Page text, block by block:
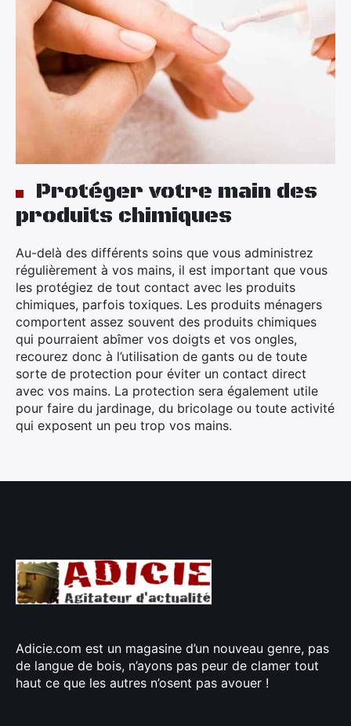
Protéger votre main des
produits chimiques
Au-delà des différents soins que vous administrez
régulièrement à vos mains, il est important que vous
les protégiez de tout contact avec les produits
chimiques, parfois toxiques. Les produits ménagers
comportent assez souvent des produits chimiques
qui pourraient abîmer vos doigts et vos ongles,
recourez donc à l’utilisation de gants ou de toute
sorte de protection pour éviter un contact direct
avec vos mains. La protection sera également utile
pour faire du jardinage, du bricolage ou toute activité
qui exposent un peu trop vos mains.
Adicie.com est un magasine d’un nouveau genre, pas
de langue de bois, n’ayons pas peur de clamer tout
haut ce que les autres n’osent pas avouer !